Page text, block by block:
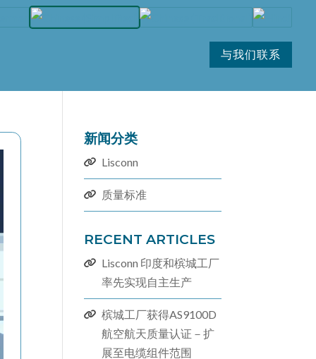
与我们联系
新闻分类
Lisconn
质量标准
RECENT ARTICLES
Lisconn 印度和槟城工厂
率先实现自主生产
槟城工厂获得AS9100D
航空航天质量认证－扩
展至电缆组件范围